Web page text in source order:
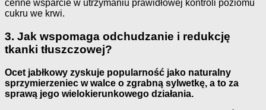
cenne wsparcie w utrzymaniu prawidłowej kontroli poziomu
cukru we krwi.
3. Jak wspomaga odchudzanie i redukcję
tkanki tłuszczowej?
Ocet jabłkowy zyskuje popularność jako naturalny
sprzymierzeniec w walce o zgrabną sylwetkę, a to za
sprawą jego wielokierunkowego działania.